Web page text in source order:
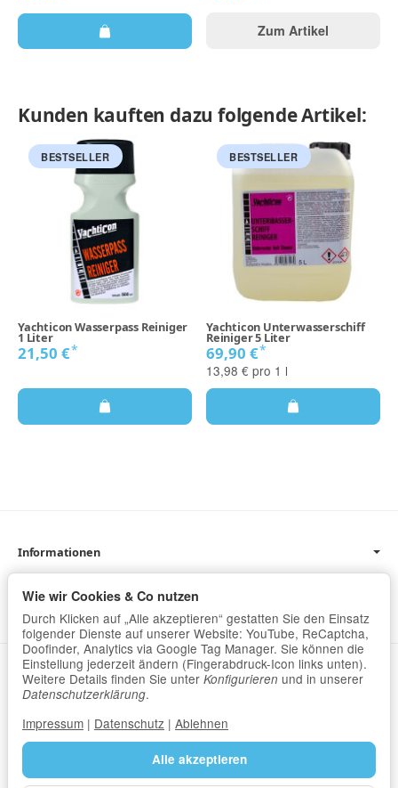
Zum Artikel
Kunden kauften dazu folgende Artikel:
BESTSELLER
Yachticon Wasserpass Reiniger
1 Liter
21,50 €*
BESTSELLER
Yachticon Unterwasserschiff
Reiniger 5 Liter
69,90 €*
13,98 € pro 1 l
Informationen
Gesetzliche Informationen
Newsletter
Datenschutz•Impressum
Vertrag widerrufen
Alle akzeptieren
Wie wir Cookies & Co nutzen
Durch Klicken auf „Alle akzeptieren“ gestatten Sie den Einsatz
folgender Dienste auf unserer Website: YouTube, ReCaptcha,
Doofinder, Analytics via Google Tag Manager. Sie können die
Einstellung jederzeit ändern (Fingerabdruck-Icon links unten).
Weitere Details finden Sie unter Konfigurieren und in unserer
Datenschutzerklärung.
Impressum | Datenschutz | Ablehnen